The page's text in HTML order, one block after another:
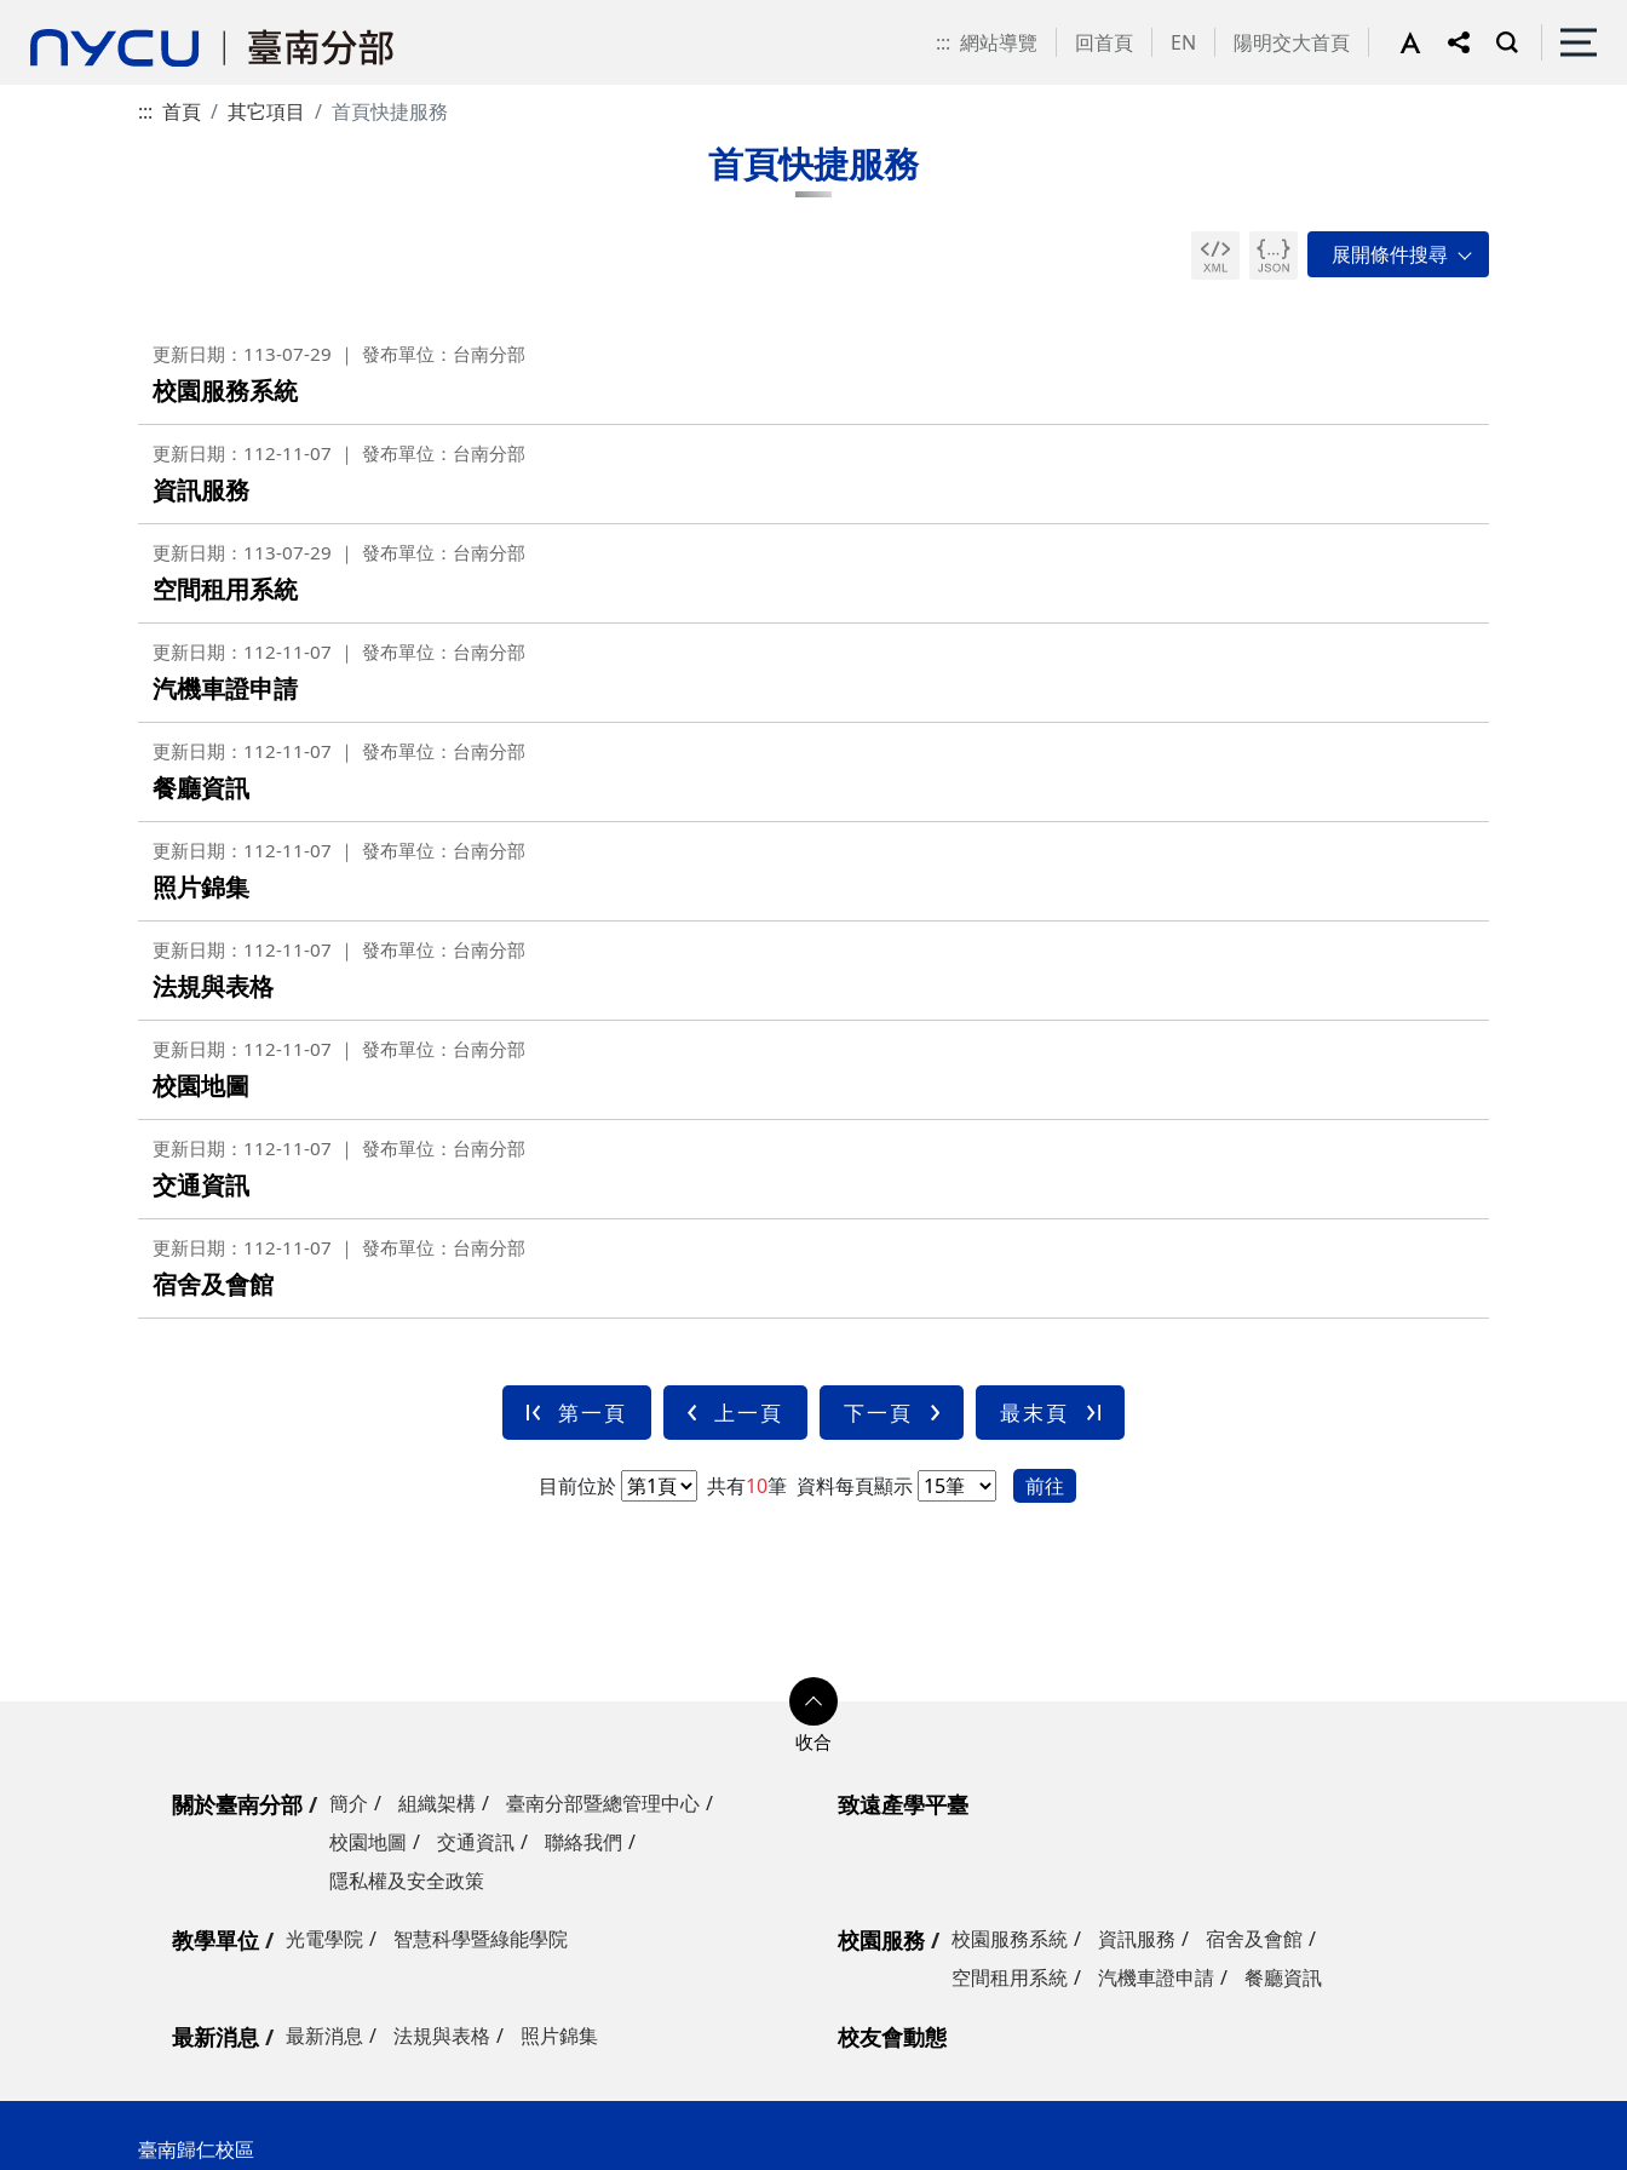
::: 網站導覽 回首頁 EN 陽明交大首頁
::: 首頁 其它項目 首頁快捷服務
首頁快捷服務
更新日期：113-07-29 發布單位：台南分部
校園服務系統
更新日期：112-11-07 發布單位：台南分部
資訊服務
更新日期：113-07-29 發布單位：台南分部
空間租用系統
更新日期：112-11-07 發布單位：台南分部
汽機車證申請
更新日期：112-11-07 發布單位：台南分部
餐廳資訊
更新日期：112-11-07 發布單位：台南分部
照片錦集
更新日期：112-11-07 發布單位：台南分部
法規與表格
更新日期：112-11-07 發布單位：台南分部
校園地圖
更新日期：112-11-07 發布單位：台南分部
交通資訊
更新日期：112-11-07 發布單位：台南分部
宿舍及會館
第一頁 上一頁 下一頁 最末頁
目前位於 共有10筆 資料每頁顯示 前往
關於臺南分部 簡介 組織架構
臺南分部暨總管理中心
校園地圖
交通資訊
聯絡我們
隱私權及安全政策
致遠產學平臺
教學單位 光電學院 智慧科學暨綠能學院 校園服務 校園服務系統 資訊服務
宿舍及會館
空間租用系統
汽機車證申請 餐廳資訊
最新消息 最新消息 法規與表格 照片錦集 校友會動態
臺南歸仁校區